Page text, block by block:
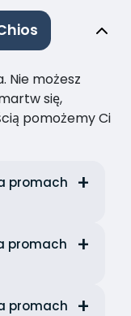
Nie możesz
się,
pomożemy Ci
promach
promach
promach